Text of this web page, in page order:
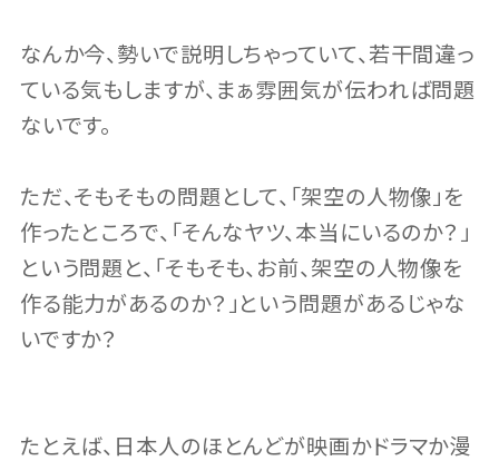
なんか今、勢いで説明しちゃっていて、若干間違っ
ている気もしますが、まぁ雰囲気が伝われば問題
ないです。
ただ、そもそもの問題として、「架空の人物像」を
作ったところで、「そんなヤツ、本当にいるのか？」
という問題と、「そもそも、お前、架空の人物像を
作る能力があるのか？」という問題があるじゃな
いですか？
たとえば、日本人のほとんどが映画かドラマか漫